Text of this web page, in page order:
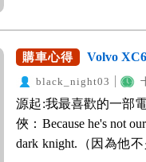
雖然我知道賣車時，
牌批評得一文不值，
之後在網路上找到
代，講話比較快可
來，當然我自己也不
買一種感覺，感覺對
車過程中，他仔細的
可以試試Wewanted
價格好的業代，請相
眉開眼笑，開心下單
應該就是下面幾個條
度感，滿足自己偶爾
一選擇，也就排除了
心，只是對歐洲車多
說，眾多網友隨便在
本配備。 在設定的條
購車心得 Volvo
black_night03
源起:我最喜歡的一部
俠：Because he's not
dark knight.（因為他